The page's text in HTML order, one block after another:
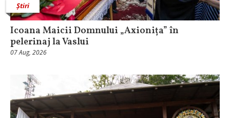
Știri
Icoana Maicii Domnului „Axionița” în
pelerinaj la Vaslui
07 Aug, 2026